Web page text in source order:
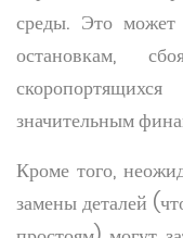
среды. Это может
остановкам,
значительным
Кроме того,
замены деталей